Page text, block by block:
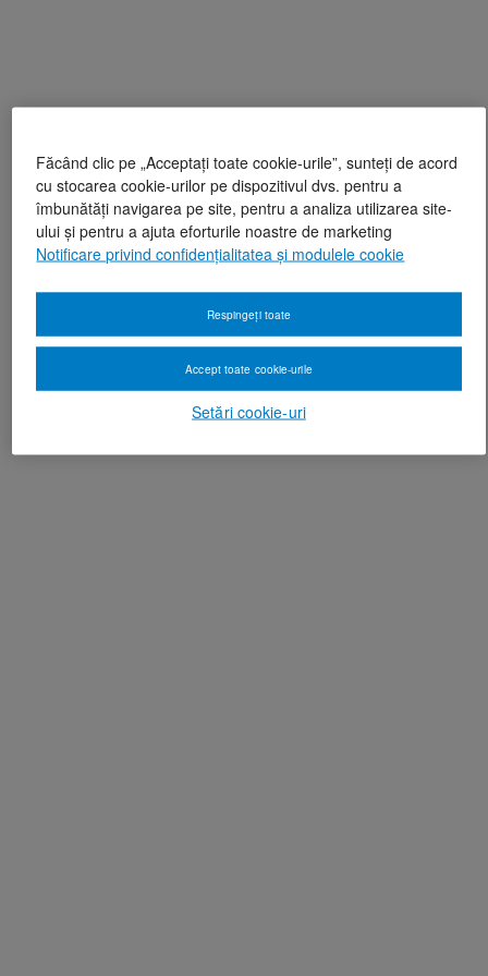
Făcând clic pe „Acceptați toate cookie-urile”, sunteți de acord
cu stocarea cookie-urilor pe dispozitivul dvs. pentru a
îmbunătăți navigarea pe site, pentru a analiza utilizarea site-
ului și pentru a ajuta eforturile noastre de marketing
Notificare privind confidențialitatea și modulele cookie
Setări cookie-uri
Respingeți toate
Accept toate cookie-urile